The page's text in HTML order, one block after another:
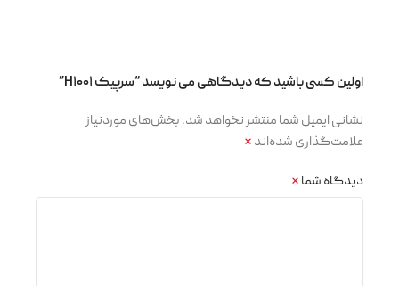
اولین کسی باشید که دیدگاهی می نویسد “سرپیک H۱۰۰۱”
نشانی ایمیل شما منتشر نخواهد شد.بخش‌های موردنیاز
علامت‌گذاری شده‌اند*
دیدگاه شما*